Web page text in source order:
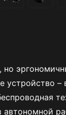
но
устройство –
автономной